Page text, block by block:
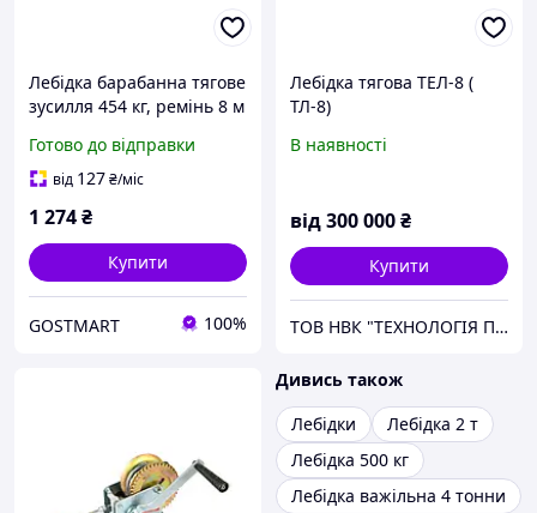
Лебідка барабанна тягове
зусилля 454 кг, ремінь 8 м
8245)
Готово до відправки
від 127₴/міс
1 274₴
Купити
GOSTMART 100%
Лебідка тягова ТЕЛ-8 (
ТЛ-8)
В наявності
від300 000₴
Купити
ТОВ НВК "ТЕХНОЛОГІЯ ПІДЙОМУ"
Дивись також
Лебідки
Лебідка 2 т
Лебідка 500 кг
Лебідка важільна 4 тонни